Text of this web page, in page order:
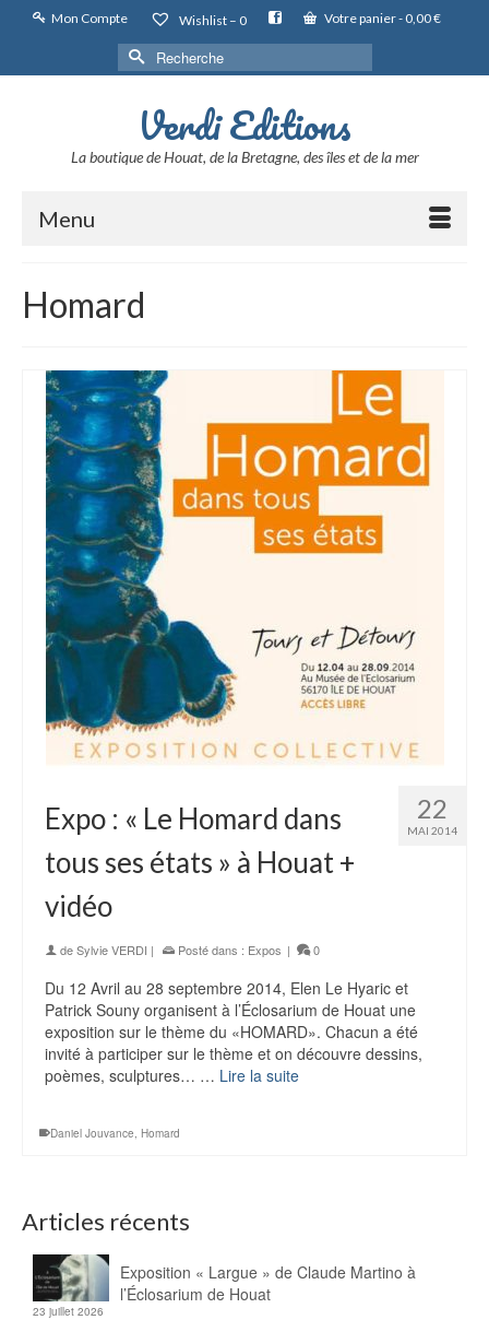
Mon Compte Wishlist – 0 Votre panier- 0,00€
Rechercher :
Verdi Editions
La boutique de Houat, de la Bretagne, des îles et de la mer
Menu
Homard
22
MAI 2014
Expo : « Le Homard dans
tous ses états » à Houat +
vidéo
deSylvie VERDI | Posté dans : Expos | 0
Du 12 Avril au 28 septembre 2014, Elen Le Hyaric et
Patrick Souny organisent à l’Éclosarium de Houat une
exposition sur le thème du «HOMARD». Chacun a été
invité à participer sur le thème et on découvre dessins,
poèmes, sculptures… … Lire la suite
Daniel Jouvance Homard
Articles récents
Exposition « Largue » de Claude Martino à
l’Éclosarium de Houat
23 juillet 2026